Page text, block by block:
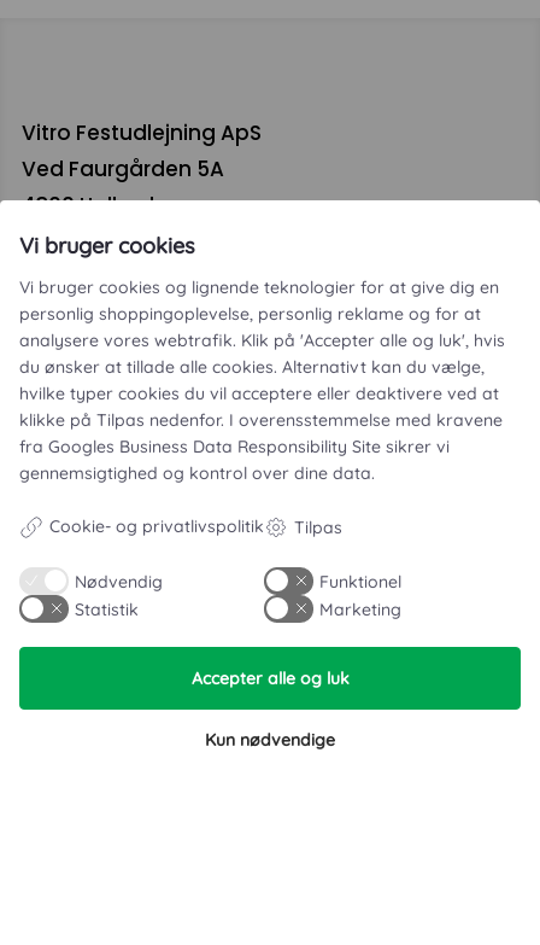
Vitro Festudlejning ApS
Ved Faurgården 5A
4300 Holbæk
CVR. 46093364
Leje- og købsbetingelser
Typiske spørgsmål
Inspiration
Vi bruger cookies
Vi bruger cookies og lignende teknologier for at give dig en
personlig shoppingoplevelse, personlig reklame og for at
analysere vores webtrafik. Klik på 'Accepter alle og luk', hvis
du ønsker at tillade alle cookies. Alternativt kan du vælge,
hvilke typer cookies du vil acceptere eller deaktivere ved at
klikke på Tilpas nedenfor. I overensstemmelse med kravene
fra Googles Business Data Responsibility Site sikrer vi
gennemsigtighed og kontrol over dine data.
Cookie- og privatlivspolitik Tilpas
Nødvendig
Funktionel
Statistik
Marketing
Kun nødvendige
Accepter alle og luk